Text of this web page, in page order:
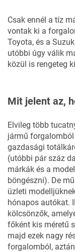
Csak ennél a tíz
vontak ki a
Toyota, és a
utóbbi úgy válik
közül is rengeteg
Mit jelent az,
Elvileg több
jármű
gazdasági
(utóbbi pár száz
márkák és a
böngészni). De
üzleti
hónapos autókat.
kölcsönzők,
főként kis méretű
majd ezek nagy
forgalomból,